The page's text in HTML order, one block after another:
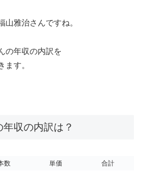
山雅治さんですね。
の年収の内訳を
ます。
収の内訳は？
数 単価
合計